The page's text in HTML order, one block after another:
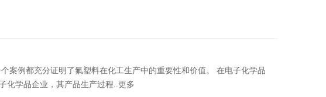
例都充分证明了氟塑料在化工生产中的重要性和价值。 在电子化学品
化学品企业，其产品生产过程..更多